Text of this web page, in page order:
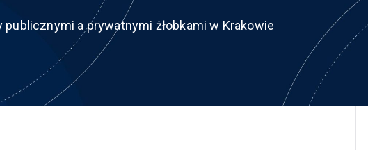
publicznymi a prywatnymi żłobkami w Krakowie